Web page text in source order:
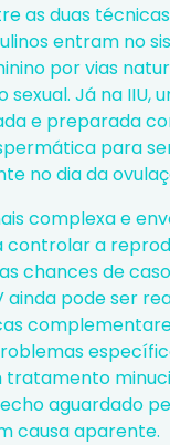
as duas técnicas
entram no
por vias
sexual. Já na IIU,
e preparada
para
no dia da
complexa e
a
chances de
ainda pode ser
aguardado
causa aparente.